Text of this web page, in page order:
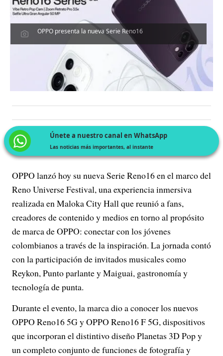
OPPO presenta la nueva Serie Reno16
Únete a nuestro canal en WhatsApp
Las noticias más importantes, al instante
OPPO lanzó hoy su nueva Serie Reno16 en el marco del
Reno Universe Festival, una experiencia inmersiva
realizada en Maloka City Hall que reunió a fans,
creadores de contenido y medios en torno al propósito
de marca de OPPO: conectar con los jóvenes
colombianos a través de la inspiración. La jornada contó
con la participación de invitados musicales como
Reykon, Punto parlante y Maiguai, gastronomía y
tecnología de punta.
Durante el evento, la marca dio a conocer los nuevos
OPPO Reno16 5G y OPPO Reno16 F 5G, dispositivos
que incorporan el distintivo diseño Planetas 3D Pop y
un completo conjunto de funciones de fotografía y